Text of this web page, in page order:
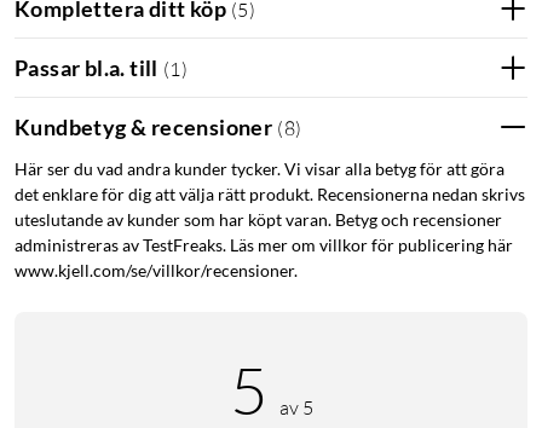
Logitech G502 X Plus
Komplettera ditt köp (5)
Passar bl.a. till (1 )
Kundbetyg & recensioner (8)
Här ser du vad andra kunder tycker. Vi visar alla betyg för att göra
det enklare för dig att välja rätt produkt. Recensionerna nedan skrivs
uteslutande av kunder som har köpt varan. Betyg och recensioner
administreras av TestFreaks. Läs mer om villkor för publicering här
www.kjell.com/se/villkor/recensioner.
5 av 5